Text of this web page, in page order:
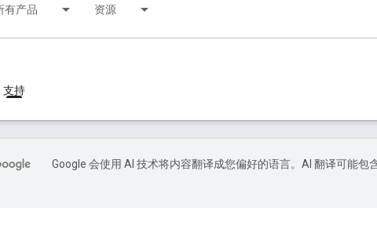
有产品 资源
支持
Google 会使用 AI 技术将内容翻译成您偏好的语言。AI 翻译可能包